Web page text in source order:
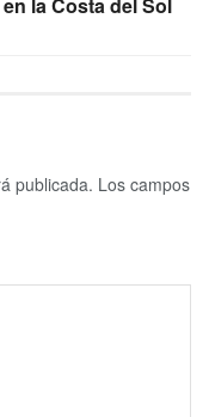
publicada. Los campos